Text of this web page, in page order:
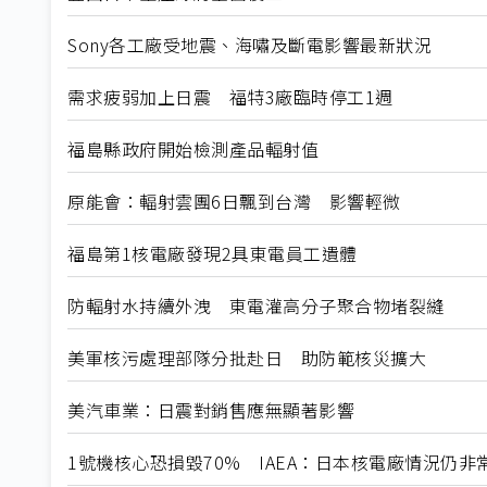
Sony各工廠受地震、海嘯及斷電影響最新狀況
需求疲弱加上日震 福特3廠臨時停工1週
福島縣政府開始檢測產品輻射值
原能會：輻射雲團6日飄到台灣 影響輕微
福島第1核電廠發現2具東電員工遺體
防輻射水持續外洩 東電灌高分子聚合物堵裂縫
美軍核污處理部隊分批赴日 助防範核災擴大
美汽車業：日震對銷售應無顯著影響
1號機核心恐損毀70% IAEA：日本核電廠情況仍非